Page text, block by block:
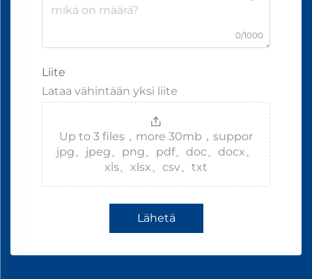
0/1000
Liite
Lataa vähintään yksi liite
Up to 3 files，more 30mb，suppor
jpg、jpeg、png、pdf、doc、docx、
xls、xlsx、csv、txt
Lähetä